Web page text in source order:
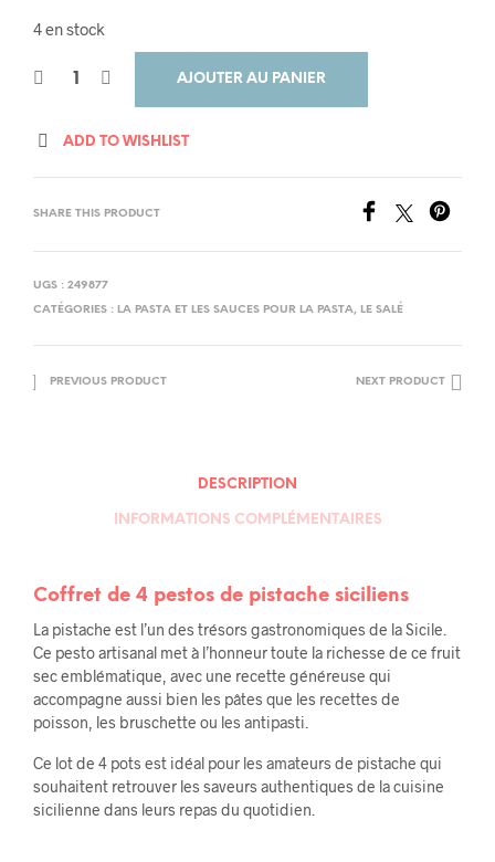
4 en stock
AJOUTER AU PANIER
ADD TO WISHLIST
SHARE THIS PRODUCT
UGS : 249877
CATÉGORIES : LA PASTA ET LES SAUCES POUR LA PASTA, LE SALÉ
PREVIOUS PRODUCT NEXT PRODUCT
DESCRIPTION
INFORMATIONS COMPLÉMENTAIRES
Coffret de 4 pestos de pistache siciliens
La pistache est l’un des trésors gastronomiques de la Sicile.
Ce pesto artisanal met à l’honneur toute la richesse de ce fruit
sec emblématique, avec une recette généreuse qui
accompagne aussi bien les pâtes que les recettes de
poisson, les bruschette ou les antipasti.
Ce lot de 4 pots est idéal pour les amateurs de pistache qui
souhaitent retrouver les saveurs authentiques de la cuisine
sicilienne dans leurs repas du quotidien.